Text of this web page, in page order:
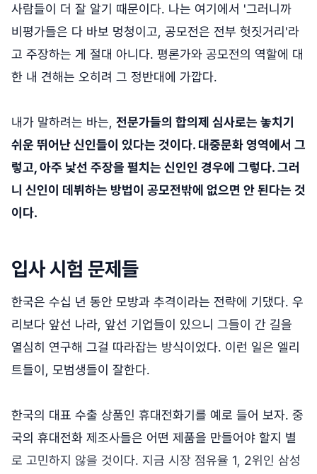
사람들이 더 잘 알기 때문이다. 나는 여기에서 '그러니까
비평가들은 다 바보 멍청이고, 공모전은 전부 헛짓거리'라
고 주장하는 게 절대 아니다. 평론가와 공모전의 역할에 대
한 내 견해는 오히려 그 정반대에 가깝다.
내가 말하려는 바는, 전문가들의 합의제 심사로는 놓치기
쉬운 뛰어난 신인들이 있다는 것이다. 대중문화 영역에서 그
렇고, 아주 낯선 주장을 펼치는 신인인 경우에 그렇다. 그러
니 신인이 데뷔하는 방법이 공모전밖에 없으면 안 된다는 것
이다.
입사 시험 문제들
한국은 수십 년 동안 모방과 추격이라는 전략에 기댔다. 우
리보다 앞선 나라, 앞선 기업들이 있으니 그들이 간 길을
열심히 연구해 그걸 따라잡는 방식이었다. 이런 일은 엘리
트들이, 모범생들이 잘한다.
한국의 대표 수출 상품인 휴대전화기를 예로 들어 보자. 중
국의 휴대전화 제조사들은 어떤 제품을 만들어야 할지 별
로 고민하지 않을 것이다. 지금 시장 점유율 1, 2위인 삼성